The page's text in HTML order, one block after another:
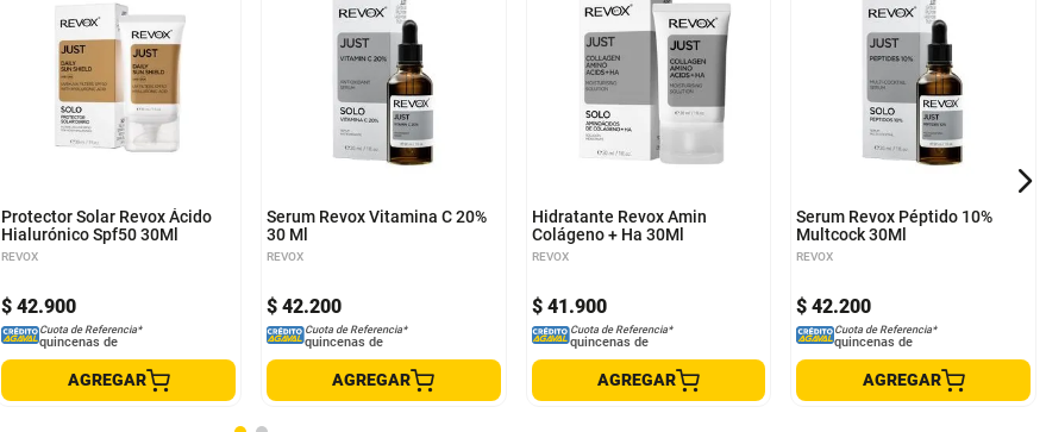
Protector Solar Revox Ácido
Hialurónico Spf50 30Ml
REVOX
$ 42.900
Cuota de Referencia*
quincenas de
AGREGAR
Serum Revox Vitamina C 20%
30 Ml
REVOX
$ 42.200
Cuota de Referencia*
quincenas de
AGREGAR
Hidratante Revox Amin
Colágeno + Ha 30Ml
REVOX
$ 41 .900
Cuota de Referencia*
quincenas de
AGREGAR
Serum Revox Péptido 10%
Multcock 30Ml
REVOX
$ 42.200
Cuota de Referencia*
quincenas de
AGREGAR